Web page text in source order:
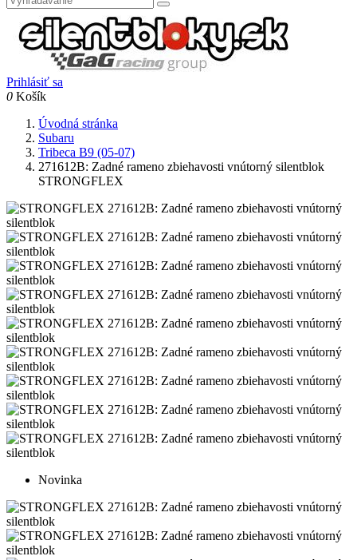
Prihlásiť sa
0 Košík
Úvodná stránka
Subaru
Tribeca B9 (05-07)
271612B: Zadné rameno zbiehavosti vnútorný silentblok
STRONGFLEX
Novinka